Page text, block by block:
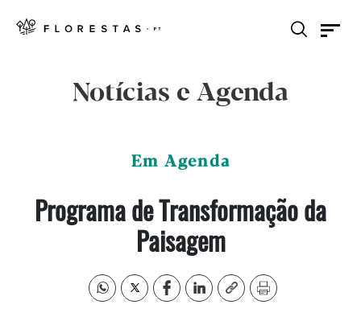
Notícias e Agenda
Em Agenda
Programa de Transformação da
Paisagem